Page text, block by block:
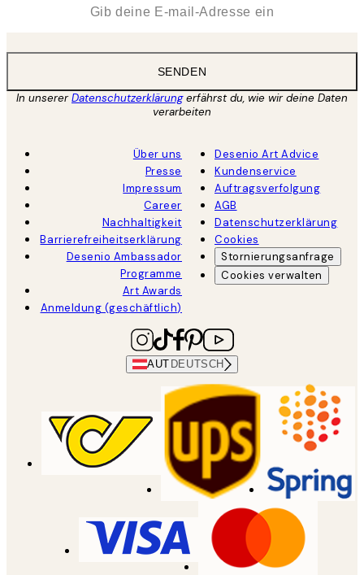
SENDEN
In unsererDatenschutzerklärungerfährst du, wie wir deine Daten
verarbeiten
Über uns
Presse
Impressum
Career
Nachhaltigkeit
Barrierefreiheitserklärung
Desenio Ambassador
Programme
Art Awards
Anmeldung (geschäftlich)
Desenio Art Advice
Kundenservice
Auftragsverfolgung
AGB
Datenschutzerklärung
Cookies
Stornierungsanfrage
Cookies verwalten
AUT DEUTSCH